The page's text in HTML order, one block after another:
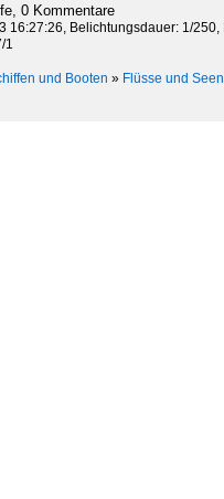
0 Kommentare
16:27:26, Belichtungsdauer: 1/
1
und Booten » Flüsse und Seen